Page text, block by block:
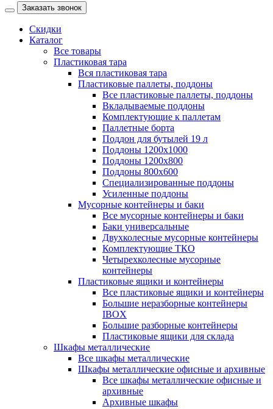
Заказать звонок
Скидки
Каталог
Все товары
Пластиковая тара
Вся пластиковая тара
Пластиковые паллеты, поддоны
Все пластиковые паллеты, поддоны
Вкладываемые поддоны
Комплектующие к паллетам
Паллетные борта
Поддон для бутылей 19 л
Поддоны 1200х1000
Поддоны 1200х800
Поддоны 800х600
Специализированные поддоны
Усиленные поддоны
Мусорные контейнеры и баки
Все мусорные контейнеры и баки
Баки универсальные
Двухколесные мусорные контейнеры
Комплектующие ТКО
Четырехколесные мусорные
контейнеры
Пластиковые ящики и контейнеры
Все пластиковые ящики и контейнеры
Большие неразборные контейнеры
IBOX
Большие разборные контейнеры
Пластиковые ящики для склада
Шкафы металлические
Все шкафы металлические
Шкафы металлические офисные и архивные
Все шкафы металлические офисные и
архивные
Архивные шкафы